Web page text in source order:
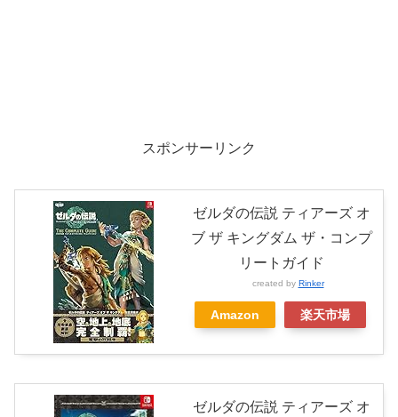
スポンサーリンク
ゼルダの伝説 ティアーズ オ
ブ ザ キングダム ザ・コンプ
リートガイド
created by Rinker
Amazon 楽天市場
ゼルダの伝説 ティアーズ オ